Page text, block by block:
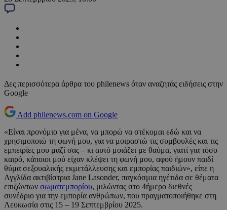
Δες περισσότερα άρθρα του philenews όταν αναζητάς ειδήσεις στην
Google
Add philenews.com on Google
«Είναι προνόμιο για μένα, να μπορώ να στέκομαι εδώ και να
χρησιμοποιώ τη φωνή μου, για να μοιραστώ τις συμβουλές και τις
εμπειρίες μου μαζί σας – κι αυτό μοιάζει με θαύμα, γιατί για τόσο
καιρό, κάποιοι μού είχαν κλέψει τη φωνή μου, αφού ήμουν παιδί
θύμα σεξουαλικής εκμετάλλευσης και εμπορίας παιδιών», είπε η
Αγγλίδα ακτιβίστρια Jane Lasonder, παγκόσμια ηγέτιδα σε θέματα
επιζώντων σωματεμπορίου, μιλώντας στο 4ήμερο διεθνές
συνέδριο για την εμπορία ανθρώπων, που πραγματοποιήθηκε στη
Λευκωσία στις 15 – 19 Σεπτεμβρίου 2025.